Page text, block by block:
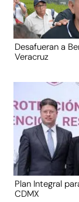
Desafueran a
Veracruz
Plan Integral
CDMX